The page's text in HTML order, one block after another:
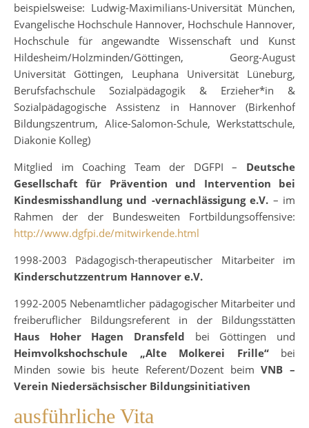
beispielsweise: Ludwig-Maximilians-Universität München,
Evangelische Hochschule Hannover, Hochschule Hannover,
Hochschule für angewandte Wissenschaft und Kunst
Hildesheim/Holzminden/Göttingen, Georg-August
Universität Göttingen, Leuphana Universität Lüneburg,
Berufsfachschule Sozialpädagogik & Erzieher*in &
Sozialpädagogische Assistenz in Hannover (Birkenhof
Bildungszentrum, Alice-Salomon-Schule, Werkstattschule,
Diakonie Kolleg)
Mitglied im Coaching Team der DGFPI – Deutsche
Gesellschaft für Prävention und Intervention bei
Kindesmisshandlung und -vernachlässigung e.V. – im
Rahmen der der Bundesweiten Fortbildungsoffensive:
http://www.dgfpi.de/mitwirkende.html
1998-2003 Pädagogisch-therapeutischer Mitarbeiter im
Kinderschutzzentrum Hannover e.V.
1992-2005 Nebenamtlicher pädagogischer Mitarbeiter und
freiberuflicher Bildungsreferent in der Bildungsstätten
Haus Hoher Hagen Dransfeld bei Göttingen und
Heimvolkshochschule „Alte Molkerei Frille“bei
Minden sowie bis heute Referent/Dozent beimVNB –
Verein Niedersächsischer Bildungsinitiativen
ausführliche Vita